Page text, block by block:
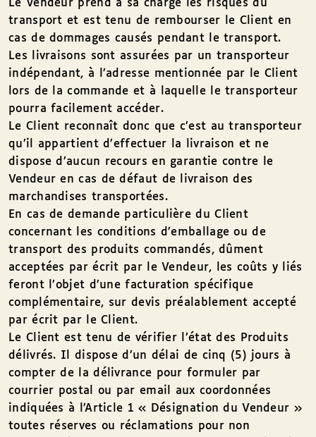
Le Vendeur prend à sa charge les risques du
transport et est tenu de rembourser le Client en
cas de dommages causés pendant le transport.
Les livraisons sont assurées par un transporteur
indépendant, à l’adresse mentionnée par le Client
lors de la commande et à laquelle le transporteur
pourra facilement accéder.
Le Client reconnaît donc que c’est au transporteur
qu’il appartient d’effectuer la livraison et ne
dispose d’aucun recours en garantie contre le
Vendeur en cas de défaut de livraison des
marchandises transportées.
En cas de demande particulière du Client
concernant les conditions d’emballage ou de
transport des produits commandés, dûment
acceptées par écrit par le Vendeur, les coûts y liés
feront l’objet d’une facturation spécifique
complémentaire, sur devis préalablement accepté
par écrit par le Client.
Le Client est tenu de vérifier l’état des Produits
délivrés. Il dispose d’un délai de cinq (5) jours à
compter de la délivrance pour formuler par
courrier postal ou par email aux coordonnées
indiquées à l’Article 1 « Désignation du Vendeur »
toutes réserves ou réclamations pour non